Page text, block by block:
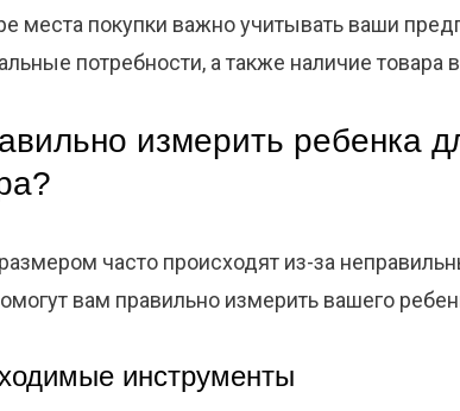
места покупки важно учитывать ваши
потребности, а также наличие товара
измерить ребенка
часто происходят из-за
вам правильно измерить вашего
инструменты